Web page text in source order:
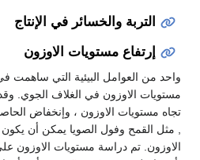
في الإنتاج
الاوزون
التي ساهمت في أزمة أسعار الغذاء حو
الجوي. وقد ثبت أن للنبات حساسية
، وإنخفاض الحاصلات للمحاصيل الغذائية
يمكن أن يكون نتيجة متعلقة بمستويات
الاوزون على دلتا نهر يانگستي حيث